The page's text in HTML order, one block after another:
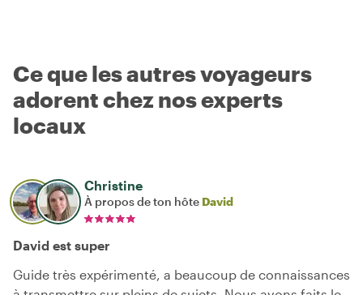
Ce que les autres voyageurs
adorent chez nos experts
locaux
Christine
À propos de ton hôte David
David est super
Guide très expérimenté, a beaucoup de connaissances